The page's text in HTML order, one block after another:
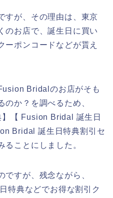
すが、その理由は、東京
のお店で、誕生日に買い
ーポンコードなどが貰え
Bridalのお店がそも
のか？を調べるため、
【 Fusion Bridal 誕生日
Bridal 誕生日特典割引セ
ることにしました。
ですが、残念ながら、
特典などでお得な割引ク